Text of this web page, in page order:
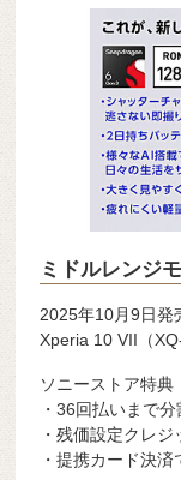
ミドルレンジ
2025年10月9日発
Xperia 10 VII（
ソニーストア特典
・36回払いまで
・残価設定クレジ
・提携カード決済